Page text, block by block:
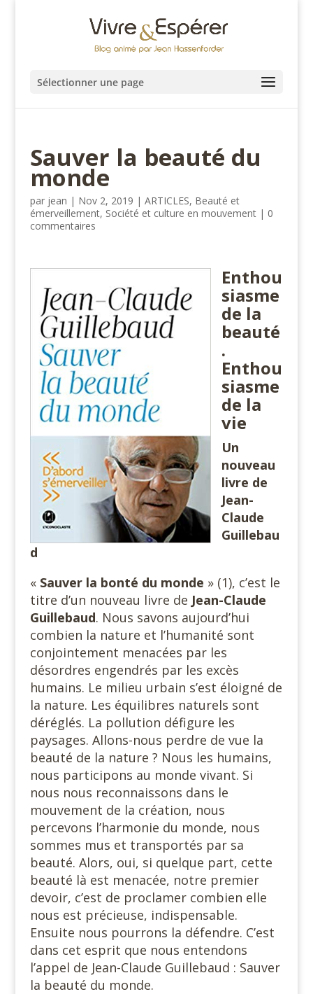
Sélectionner une page
Sauver la beauté du
monde
par jean | Nov 2, 2019 | ARTICLES, Beauté et
émerveillement, Société et culture en mouvement| 0
commentaires
Enthou
siasme
de la
beauté
.
Enthou
siasme
de la
vie
Un
nouveau
livre de
Jean-
Claude
Guillebau
d
« Sauver la bonté du monde » (1), c’est le
titre d’un nouveau livre de Jean-Claude
Guillebaud. Nous savons aujourd’hui
combien la nature et l’humanité sont
conjointement menacées par les
désordres engendrés par les excès
humains. Le milieu urbain s’est éloigné de
la nature. Les équilibres naturels sont
déréglés. La pollution défigure les
paysages. Allons-nous perdre de vue la
beauté de la nature ? Nous les humains,
nous participons au monde vivant. Si
nous nous reconnaissons dans le
mouvement de la création, nous
percevons l’harmonie du monde, nous
sommes mus et transportés par sa
beauté. Alors, oui, si quelque part, cette
beauté là est menacée, notre premier
devoir, c’est de proclamer combien elle
nous est précieuse, indispensable.
Ensuite nous pourrons la défendre. C’est
dans cet esprit que nous entendons
l’appel de Jean-Claude Guillebaud : Sauver
la beauté du monde.